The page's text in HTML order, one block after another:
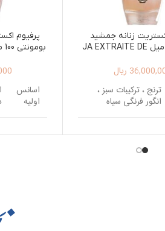
زنانه جمشید
پاپیلون100 میل JA EXTRAITE DE
ریال
ترنج ، ترکیبات سبز ،
انگور فرنگی سیاه
یاس، گل برف
پرفیوم
اسانس
اولیه